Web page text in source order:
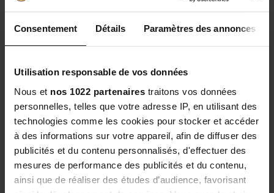
Consentement Détails Paramètres des annonces
Utilisation responsable de vos données
Nous et nos 1022 partenaires traitons vos données
personnelles, telles que votre adresse IP, en utilisant des
technologies comme les cookies pour stocker et accéder
à des informations sur votre appareil, afin de diffuser des
publicités et du contenu personnalisés, d'effectuer des
mesures de performance des publicités et du contenu,
ainsi que de réaliser des études d’audience, favorisant
Décontractant Musculaire Fort
à croquer
5 reviews
Apaise après un effort intense
Rilassante muscolare - Gel
antidolorifico - Cosmetico 100
ml